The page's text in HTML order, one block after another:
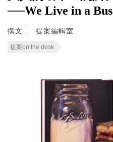
──We Live in a Bus
撰文 提案編輯室
提案on the desk